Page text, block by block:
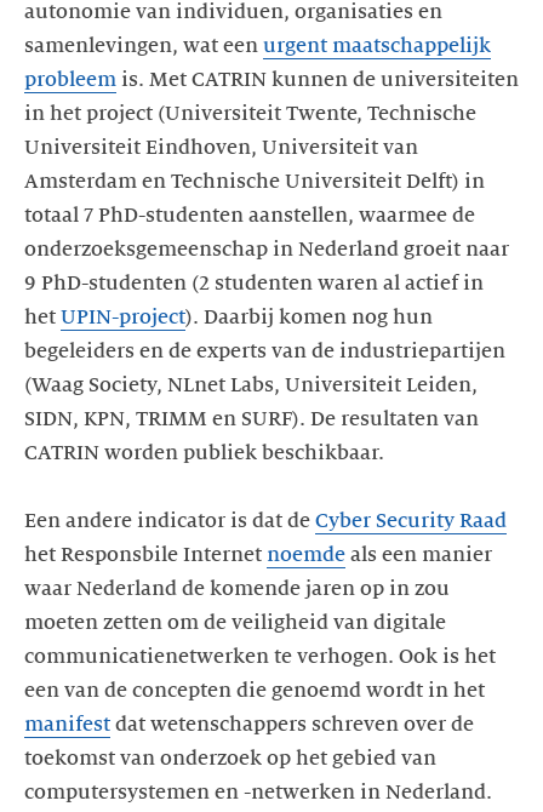
autonomie van individuen, organisaties en
samenlevingen, wat een urgent maatschappelijk
probleem is. Met CATRIN kunnen de universiteiten
in het project (Universiteit Twente, Technische
Universiteit Eindhoven, Universiteit van
Amsterdam en Technische Universiteit Delft) in
totaal 7 PhD-studenten aanstellen, waarmee de
onderzoeksgemeenschap in Nederland groeit naar
9 PhD-studenten (2 studenten waren al actief in
het UPIN-project). Daarbij komen nog hun
begeleiders en de experts van de industriepartijen
(Waag Society, NLnet Labs, Universiteit Leiden,
SIDN, KPN, TRIMM en SURF). De resultaten van
CATRIN worden publiek beschikbaar.
Een andere indicator is dat de Cyber Security Raad
het Responsbile Internet noemde als een manier
waar Nederland de komende jaren op in zou
moeten zetten om de veiligheid van digitale
communicatienetwerken te verhogen. Ook is het
een van de concepten die genoemd wordt in het
manifest dat wetenschappers schreven over de
toekomst van onderzoek op het gebied van
computersystemen en -netwerken in Nederland.